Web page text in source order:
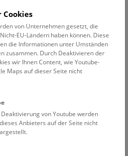
zurücksetzen
Dienstags ist das NHM Wien
Ausnahmen finden sie
im Museum
von Unternehmen gesetzt, die
EU-Ländern haben können. Diese
die Informationen unter Umständen
zusammen. Durch Deaktivieren der
wir Ihnen Content, wie Youtube-
Maps auf dieser Seite nicht
von Youtube werden
Anbieters auf der Seite nicht